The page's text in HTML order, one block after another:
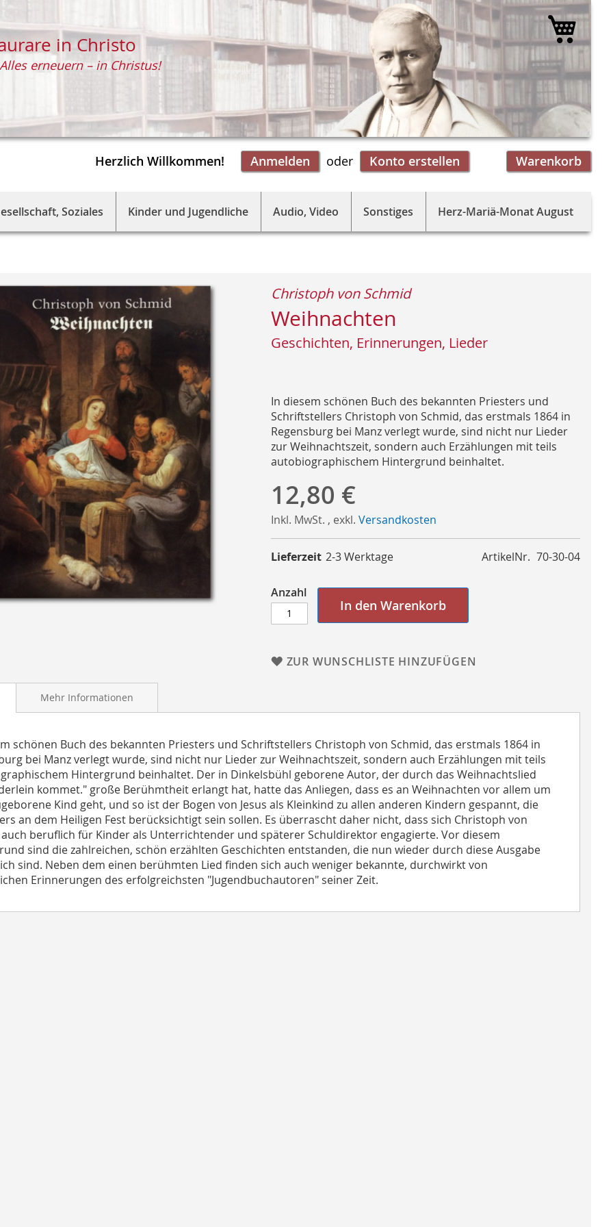
Herzlich Willkommen! Anmelden Warenkorb
Konto erstellen
in Christo
Alles erneuern – in Christus!
Mein
Soziales Kinder und Jugendliche Audio, Video Sonstiges Herz-Mariä-Monat August
Weihnachten
Geschichten, Erinnerungen, Lieder
Christoph von Schmid
In diesem schönen Buch des bekannten Priesters und
Schriftstellers Christoph von Schmid, das erstmals 1864 in
Regensburg bei Manz verlegt wurde, sind nicht nur Lieder
zur Weihnachtszeit, sondern auch Erzählungen mit teils
autobiographischem Hintergrund beinhaltet.
12,80 €
Inkl. MwSt. , exkl. Versandkosten
ArtikelNr. 70-30-04
Lieferzeit 2-3 Werktage
Anzahl
In den Warenkorb
ZUR WUNSCHLISTE HINZUFÜGEN
schönen Buch des bekannten Priesters und Schriftstellers Christoph von Schmid, das erstmals 1864 in
bei Manz verlegt wurde, sind nicht nur Lieder zur Weihnachtszeit, sondern auch Erzählungen mit teils
Hintergrund beinhaltet. Der in Dinkelsbühl geborene Autor, der durch das Weihnachtslied
kommet." große Berühmtheit erlangt hat, hatte das Anliegen, dass es an Weihnachten vor allem um
Kind geht, und so ist der Bogen von Jesus als Kleinkind zu allen anderen Kindern gespannt, die
an dem Heiligen Fest berücksichtigt sein sollen. Es überrascht daher nicht, dass sich Christoph von
beruflich für Kinder als Unterrichtender und späterer Schuldirektor engagierte. Vor diesem
sind die zahlreichen, schön erzählten Geschichten entstanden, die nun wieder durch diese Ausgabe
sind. Neben dem einen berühmten Lied finden sich auch weniger bekannte, durchwirkt von
Erinnerungen des erfolgreichsten "Jugendbuchautoren" seiner Zeit.
Mehr Informationen